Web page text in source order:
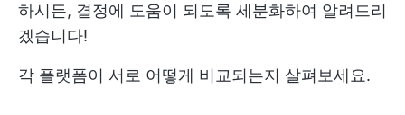
하시든, 결정에 도움이 되도록 세분화하여 알려드리
겠습니다!
각 플랫폼이 서로 어떻게 비교되는지 살펴보세요.